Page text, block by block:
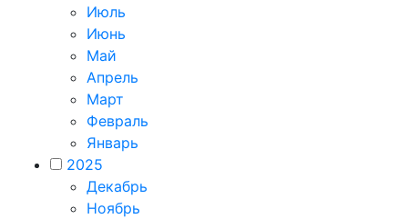
Июль
Июнь
Май
Апрель
Март
Февраль
Январь
2025
Декабрь
Ноябрь